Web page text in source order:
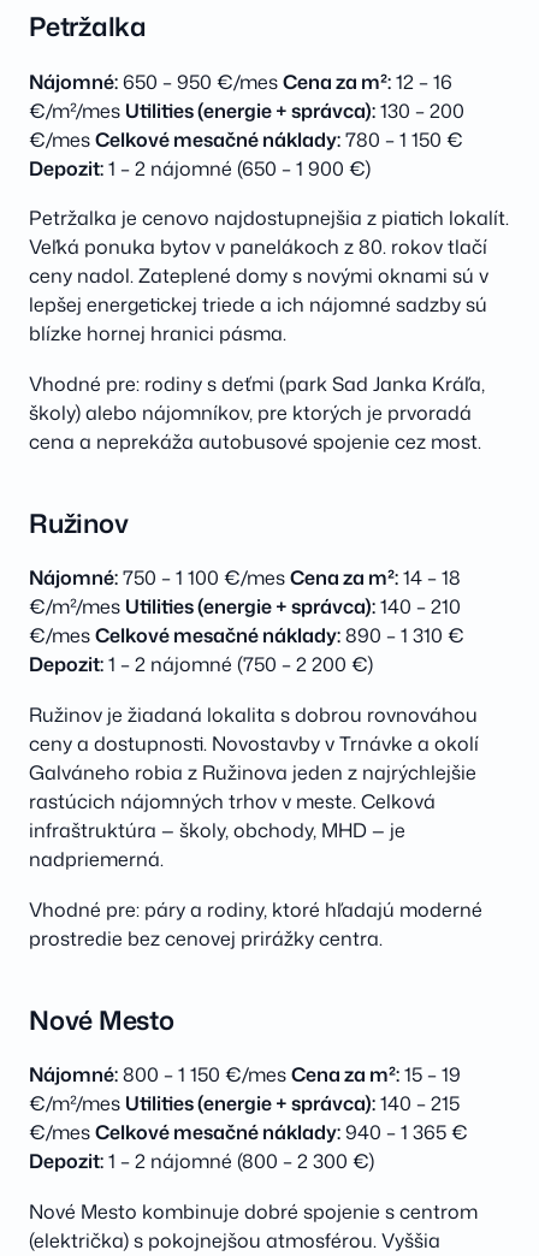
Petržalka
Nájomné:650 – 950 €/mesCena za m²:12 – 16
€/m²/mes Utilities (energie + správca):130 – 200
€/mesCelkové mesačné náklady:780 – 1 150 €
Depozit:1 – 2 nájomné (650 – 1 900 €)
Petržalka je cenovo najdostupnejšia z piatich lokalít.
Veľká ponuka bytov v panelákoch z 80. rokov tlačí
ceny nadol. Zateplené domy s novými oknami sú v
lepšej energetickej triede a ich nájomné sadzby sú
blízke hornej hranici pásma.
Vhodné pre: rodiny s deťmi (park Sad Janka Kráľa,
školy) alebo nájomníkov, pre ktorých je prvoradá
cena a neprekáža autobusové spojenie cez most.
Ružinov
Nájomné:750 – 1 100 €/mesCena za m²:14 – 18
€/m²/mes Utilities (energie + správca):140 – 210
€/mesCelkové mesačné náklady:890 – 1 310 €
Depozit:1 – 2 nájomné (750 – 2 200 €)
Ružinov je žiadaná lokalita s dobrou rovnováhou
ceny a dostupnosti. Novostavby v Trnávke a okolí
Galváneho robia z Ružinova jeden z najrýchlejšie
rastúcich nájomných trhov v meste. Celková
infraštruktúra — školy, obchody, MHD — je
nadpriemerná.
Vhodné pre: páry a rodiny, ktoré hľadajú moderné
prostredie bez cenovej prirážky centra.
Nové Mesto
Nájomné:800 – 1 150 €/mesCena za m²:15 – 19
€/m²/mes Utilities (energie + správca):140 – 215
€/mesCelkové mesačné náklady:940 – 1 365 €
Depozit:1 – 2 nájomné (800 – 2 300 €)
Nové Mesto kombinuje dobré spojenie s centrom
(električka) s pokojnejšou atmosférou. Vyššia